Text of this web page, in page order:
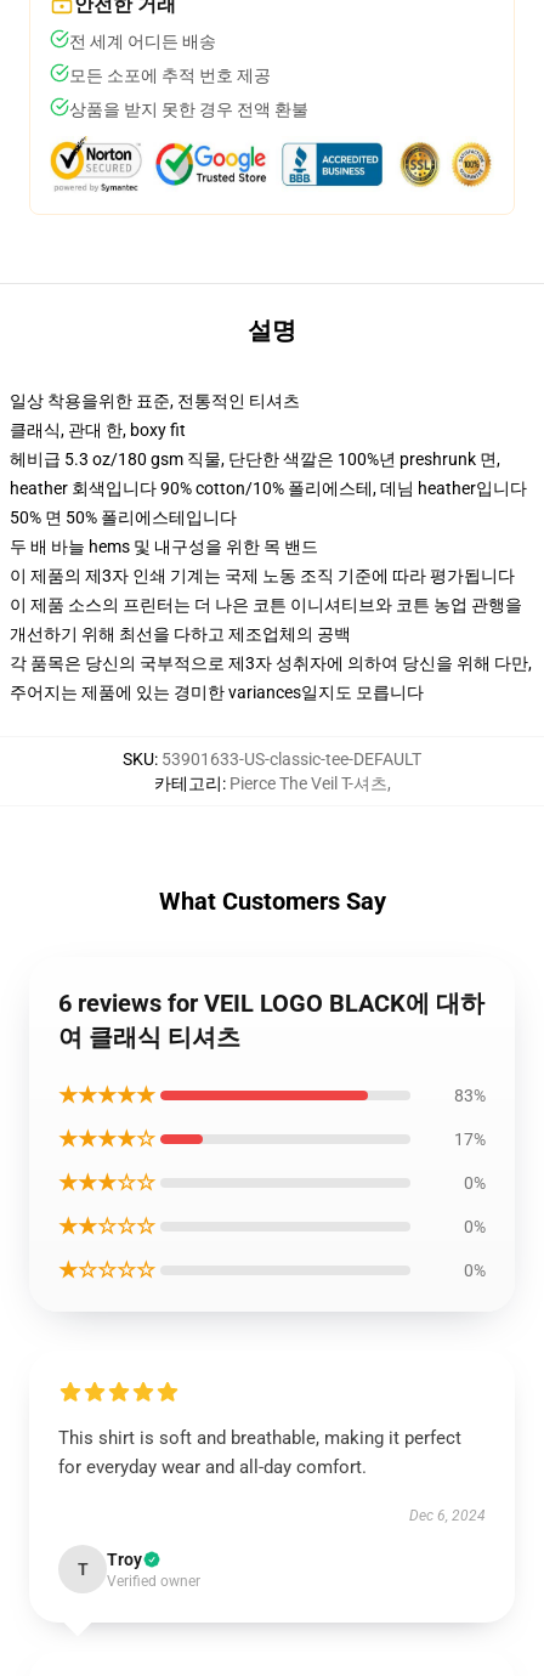
전 세계 어디든 배송
모든 소포에 추적 번호 제공
상품을 받지 못한 경우 전액 환불
설명
일상 착용을위한 표준, 전통적인 티셔츠
클래식, 관대 한, boxy fit
헤비급 5.3 oz/180 gsm 직물, 단단한 색깔은 100%년 preshrunk 면,
heather 회색입니다 90% cotton/10% 폴리에스테, 데님 heather입니다
50% 면 50% 폴리에스테입니다
두 배 바늘 hems 및 내구성을 위한 목 밴드
이 제품의 제3자 인쇄 기계는 국제 노동 조직 기준에 따라 평가됩니다
이 제품 소스의 프린터는 더 나은 코튼 이니셔티브와 코튼 농업 관행을
개선하기 위해 최선을 다하고 제조업체의 공백
각 품목은 당신의 국부적으로 제3자 성취자에 의하여 당신을 위해 다만,
주어지는 제품에 있는 경미한 variances일지도 모릅니다
SKU: 53901633-US-classic-tee-DEFAULT
카테고리: Pierce The Veil T-셔츠,
What Customers Say
6 reviews for VEIL LOGO BLACK에 대하
여 클래식 티셔츠
★★★★★ 83%
★★★★☆ 17%
★★★☆☆ 0%
★★☆☆☆ 0%
★☆☆☆☆ 0%
This shirt is soft and breathable, making it perfect
for everyday wear and all-day comfort.
Dec 6, 2024
T Troy
Verified owner